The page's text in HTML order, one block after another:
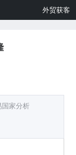
外贸获客
国家分析